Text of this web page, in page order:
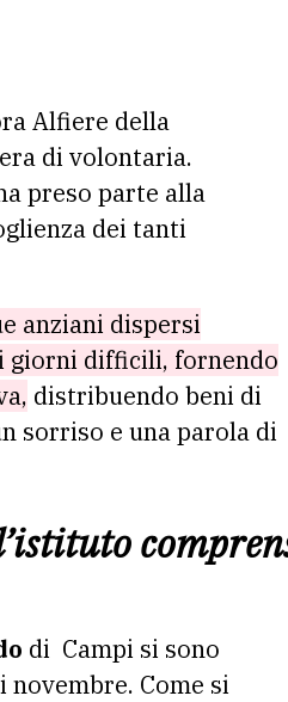
Alfiere della
di volontaria.
preso parte alla
dei tanti
anziani dispersi
giorni difficili, fornendo
distribuendo beni di
sorriso e una parola di
di Campi si sono
novembre. Come si